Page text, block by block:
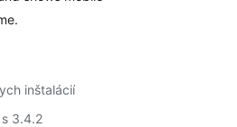
inštalácií
3.4.2